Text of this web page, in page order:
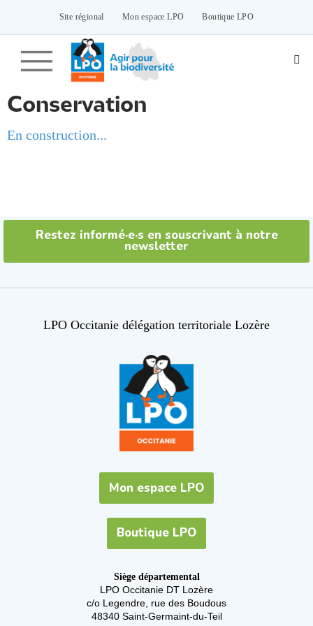
contenu
Site régional Mon espace LPO Boutique LPO
Conservation
En construction...
Restez informé·e·s en souscrivant à notre
newsletter
LPO Occitanie délégation territoriale Lozère
Mon espace LPO
Boutique LPO
Siège départemental
LPO Occitanie DT Lozère
c/o Legendre, rue des Boudous
48340 Saint-Germaint-du-Teil